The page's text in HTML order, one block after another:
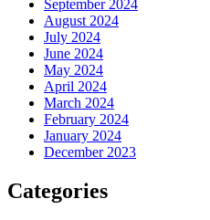
September 2024
August 2024
July 2024
June 2024
May 2024
April 2024
March 2024
February 2024
January 2024
December 2023
Categories